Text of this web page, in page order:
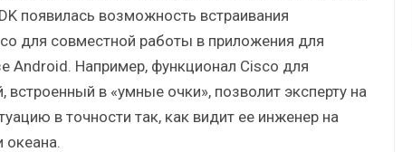
появилась возможность встраивания
для совместной работы в приложения для
Android. Например, функционал Cisco для
встроенный в «умные очки», позволит эксперту на
в точности так, как видит ее инженер на
океана.